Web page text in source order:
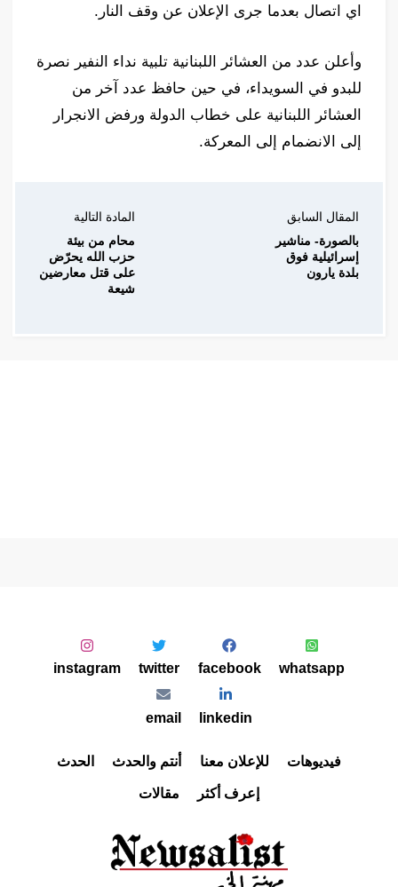
اي اتصال بعدما جرى الإعلان عن وقف النار.
وأعلن عدد من العشائر اللبنانية تلبية نداء النفير نصرة
للبدو في السويداء، في حين حافظ عدد آخر من
العشائر اللبنانية على خطاب الدولة ورفض الانجرار
إلى الانضمام إلى المعركة.
المقال السابق
بالصورة- مناشير
إسرائيلية فوق
بلدة يارون
المادة التالية
محام من بيئة
حزب الله يحرّض
على قتل معارضين
شيعة
فيديوهات للإعلان معنا أنتم والحدث
الحدث
إعرف أكثر
مقالات
whatsapp
facebook
twitter
instagram
linkedin
email